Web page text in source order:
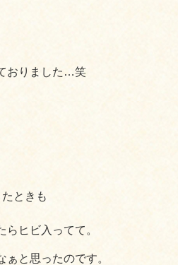
おりました…笑
ときも
ヒビ入ってて。
と思ったのです。